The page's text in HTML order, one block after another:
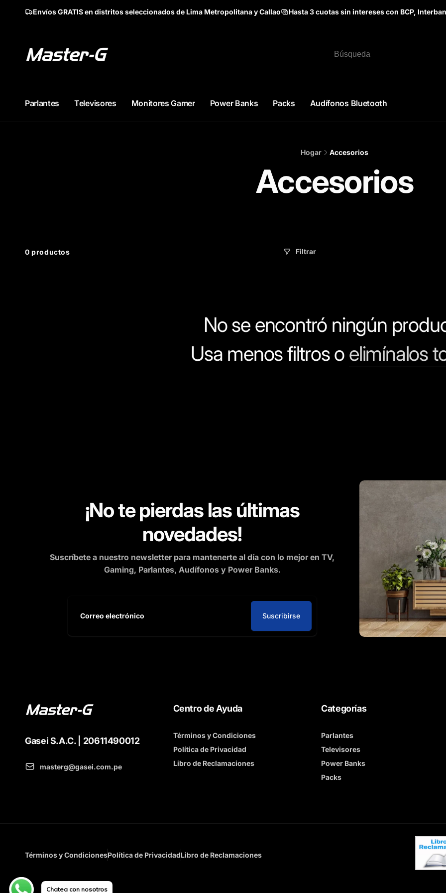
Envíos GRATIS en distritos seleccionados de Lima Metropolitana y Callao Hasta 3 cuotas sin intereses con BCP,
Parlantes Televisores Monitores Gamer Power Banks Packs Audífonos Bluetooth
Hogar Accesorios
C
c
c
:
Accesorios
0 productos Filtrar
No se encontró ningún
Usa menos filtros o elimínalos
¡No te pierdas las últimas
novedades!
Suscríbete a nuestro newsletter para mantenerte al día con lo mejor en TV,
Gaming, Parlantes, Audífonos y Power Banks.
Correo
Suscribirse
Gasei S.A.C. | 20611490012
masterg@gasei.com.pe
Centro de Ayuda
Términos y Condiciones
Política de Privacidad
Libro de Reclamaciones
Categorías
Parlantes
Televisores
Power Banks
Packs
Términos y CondicionesPolítica de PrivacidadLibro de Reclamaciones
Chatea con nosotros